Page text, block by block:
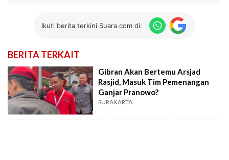
Ikuti berita terkini Suara.com di:
BERITA TERKAIT
Gibran Akan Bertemu Arsjad
Rasjid, Masuk Tim Pemenangan
Ganjar Pranowo?
SURAKARTA